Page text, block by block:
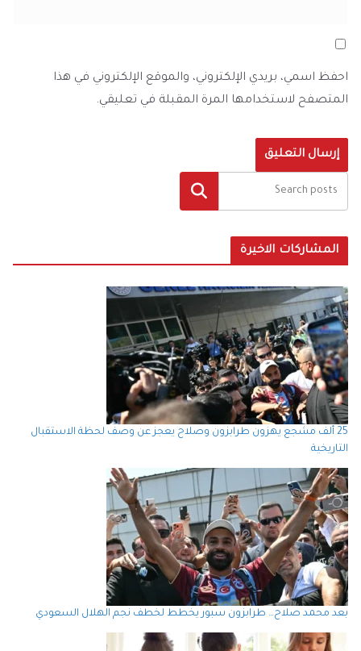
احفظ اسمي، بريدي الإلكتروني، والموقع الإلكتروني في هذا
المتصفح لاستخدامها المرة المقبلة في تعليقي.
البحث
المشاركات الاخيرة
25 ألف مشجع يهزون طرابزون وصلاح يعجز عن وصف لحظة الاستقبال
التاريخية
بعد محمد صلاح… طرابزون سبور يخطط لخطف نجم الهلال السعودي